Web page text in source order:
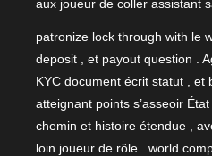
aux joueur de coller assistant
patronize lock through with le
deposit , et payout question .
KYC document écrit statut , et
atteignant points s’asseoir
chemin et histoire étendue ,
loin joueur de rôle . world